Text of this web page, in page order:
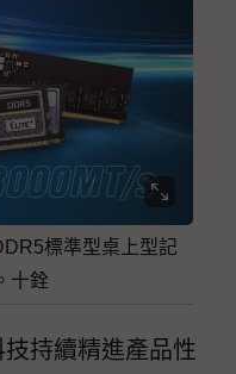
標準型桌上型記
十銓
持續精進產品性